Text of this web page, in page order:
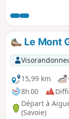
les grottes (sur
Grottes).
Le Mont
15,99 km
8h 00
Départ à
(Savoie)